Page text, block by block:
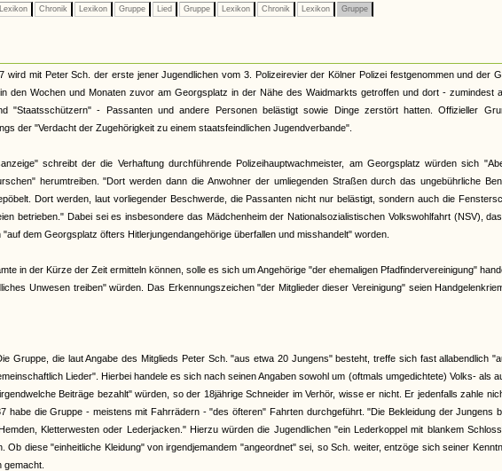
Lexikon Chronik Lexikon Gruppe Lied Gruppe Lexikon Chronik Lexikon Gruppe
wird mit Peter Sch. der erste jener Jugendlichen vom 3. Polizeirevier der Kölner Polizei festgenommen und der
den Wochen und Monaten zuvor am Georgsplatz in der Nähe des Waidmarkts getroffen und dort - zumindest
"Staatsschützern" - Passanten und andere Personen belästigt sowie Dinge zerstört hatten. Offizieller
der "Verdacht der Zugehörigkeit zu einem staatsfeindlichen Jugendverbande".
schreibt der die Verhaftung durchführende Polizeihauptwachmeister, am Georgsplatz würden sich
herumtreiben. "Dort werden dann die Anwohner der umliegenden Straßen durch das ungebührliche
Dort werden, laut vorliegender Beschwerde, die Passanten nicht nur belästigt, sondern auch die
betrieben." Dabei sei es insbesondere das Mädchenheim der Nationalsozialistischen Volkswohlfahrt (NSV),
dem Georgsplatz öfters Hitlerjungendangehörige überfallen und misshandelt" worden.
in der Kürze der Zeit ermitteln können, solle es sich um Angehörige "der ehemaligen Pfadfindervereinigung"
Unwesen treiben" würden. Das Erkennungszeichen "der Mitglieder dieser Vereinigung" seien
Gruppe, die laut Angabe des Mitglieds Peter Sch. "aus etwa 20 Jungens" besteht, treffe sich fast allabendlich
Lieder". Hierbei handele es sich nach seinen Angaben sowohl um (oftmals umgedichtete) Volks- als
Beiträge bezahlt" würden, so der 18jährige Schneider im Verhör, wisse er nicht. Er jedenfalls zahle
habe die Gruppe - meistens mit Fahrrädern - "des öfteren" Fahrten durchgeführt. "Die Bekleidung der Jungens
Kletterwesten oder Lederjacken." Hierzu würden die Jugendlichen "ein Lederkoppel mit blankem
Ob diese "einheitliche Kleidung" von irgendjemandem "angeordnet" sei, so Sch. weiter, entzöge sich seiner
gemacht.